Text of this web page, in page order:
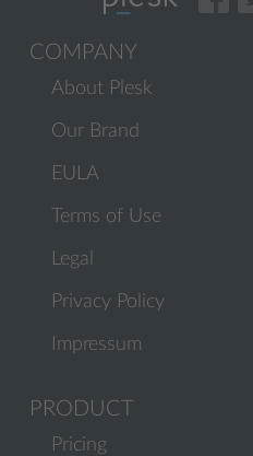
COMPANY
About Plesk
Our Brand
EULA
Terms of Use
Legal
Privacy Policy
Impressum
PRODUCT
Pricing